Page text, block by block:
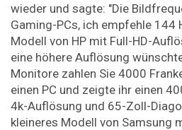
wieder und sagte: "Die
Gaming-PCs, ich empfehle 144
Modell von HP mit Full-HD-
eine höhere Auflösung
Monitore zahlen Sie 4000
einen PC und zeigte ihr einen
4k-Auflösung und 65-Zoll-
kleineres Modell von Samsung